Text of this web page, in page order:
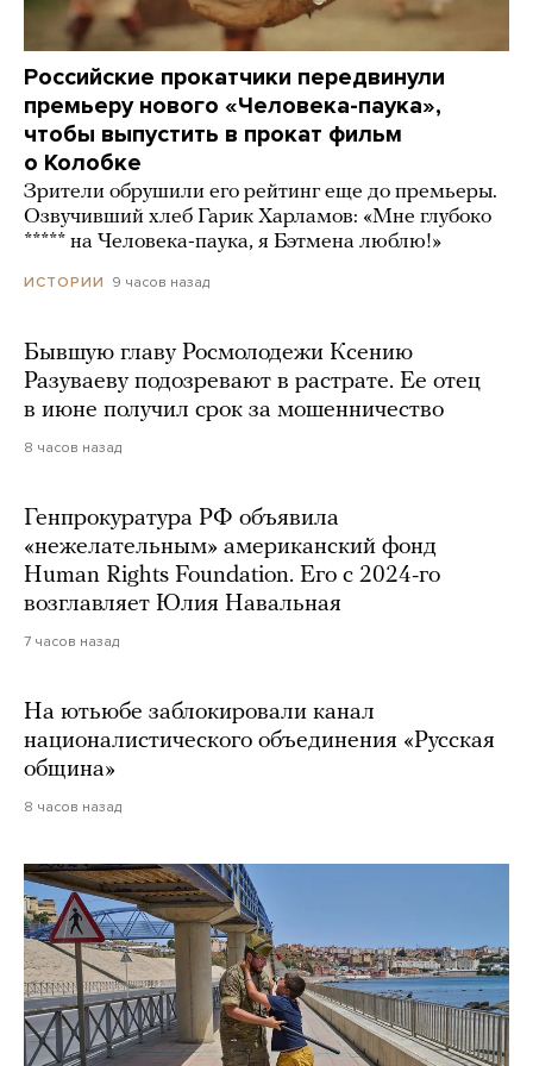
Российские прокатчики передвинули
премьеру нового «Человека-паука»,
чтобы выпустить в прокат фильм
о Колобке
Зрители обрушили его рейтинг еще до премьеры.
Озвучивший хлеб Гарик Харламов: «Мне глубоко
***** на Человека-паука, я Бэтмена люблю!»
ИСТОРИИ 9 часов назад
Бывшую главу Росмолодежи Ксению
Разуваеву подозревают в растрате. Ее отец
в июне получил срок за мошенничество
8 часов назад
Генпрокуратура РФ объявила
«нежелательным» американский фонд
Human Rights Foundation. Его с 2024-го
возглавляет Юлия Навальная
7 часов назад
На ютьюбе заблокировали канал
националистического объединения «Русская
община»
8 часов назад